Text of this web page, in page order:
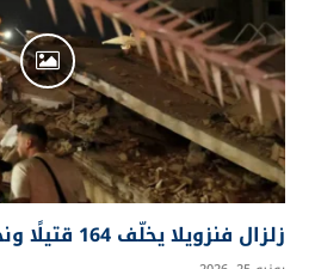
زلزال فنزويلا يخلّف 164 قتيلًا ونحو ألف جريح